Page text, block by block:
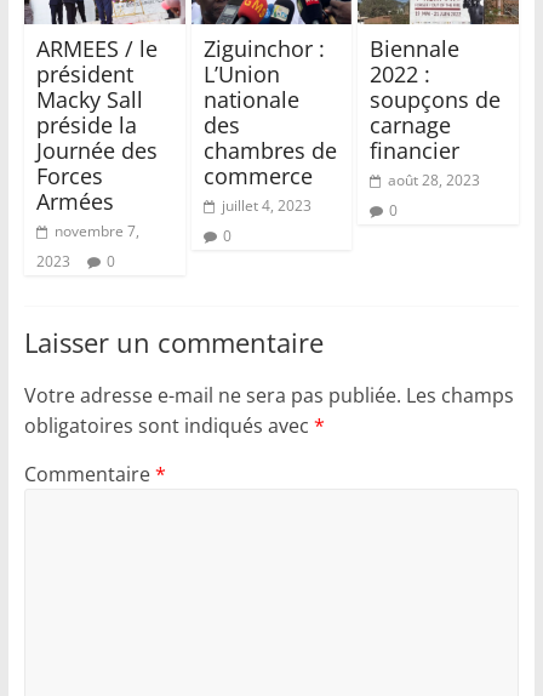
ARMEES / le
président
Macky Sall
préside la
Journée des
Forces
Armées
novembre 7,
2023
0
Ziguinchor :
L’Union
nationale
des
chambres de
commerce
juillet 4, 2023
0
Biennale
2022 :
soupçons de
carnage
financier
août 28, 2023
0
Laisser un commentaire
Votre adresse e-mail ne sera pas publiée. Les champs
obligatoires sont indiqués avec *
Commentaire*